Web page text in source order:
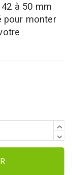
à 50 mm
pour monter